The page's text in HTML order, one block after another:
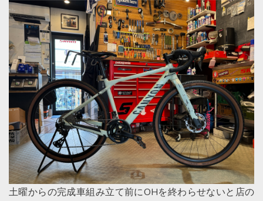
土曜からの完成車組み立て前にOHを終わらせないと店の